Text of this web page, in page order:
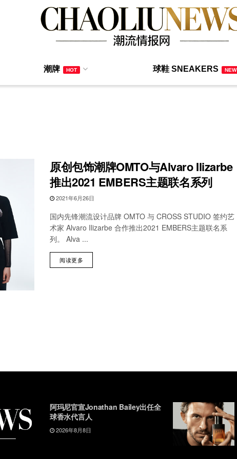
潮牌 HOT 球鞋 SNEAKERS NEW
原创包饰潮牌OMTO与Alvaro Ilizarbe
推出2021 EMBERS主题联名系列
2021年6月26日
国内先锋潮流设计品牌 OMTO 与 CROSS STUDIO 签约艺
术家 Alvaro Ilizarbe 合作推出2021 EMBERS主题联名系
列。 Alva ...
阅读更多
阿玛尼官宣Jonathan Bailey出任全
球香水代言人
2026年8月8日